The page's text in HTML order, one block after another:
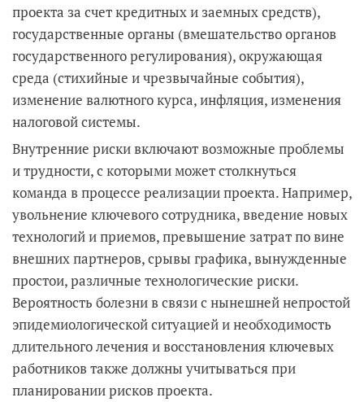
проекта за счет кредитных и заемных средств),
государственные органы (вмешательство органов
государственного регулирования), окружающая
среда (стихийные и чрезвычайные события),
изменение валютного курса, инфляция, изменения
налоговой системы.
Внутренние риски включают возможные проблемы
и трудности, с которыми может столкнуться
команда в процессе реализации проекта. Например,
увольнение ключевого сотрудника, введение новых
технологий и приемов, превышение затрат по вине
внешних партнеров, срывы графика, вынужденные
простои, различные технологические риски.
Вероятность болезни в связи с нынешней непростой
эпидемиологической ситуацией и необходимость
длительного лечения и восстановления ключевых
работников также должны учитываться при
планировании рисков проекта.